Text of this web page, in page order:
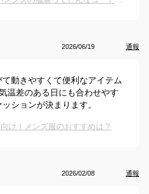
2026/06/19 通報
動きやすくて便利なアイテム
温差のある日にも合わせやす
ションが決まります。
け！メンズ服のおすすめは？
2026/02/08 通報